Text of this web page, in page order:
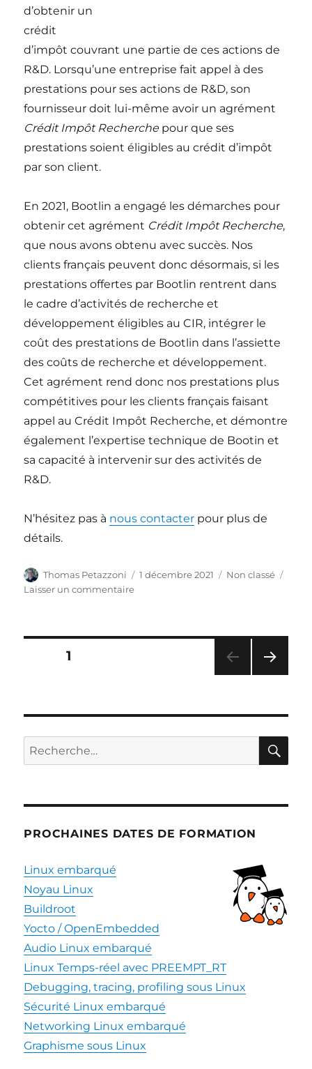
d’obtenir un
crédit
d’impôt couvrant une partie de ces actions de
R&D. Lorsqu’une entreprise fait appel à des
prestations pour ses actions de R&D, son
fournisseur doit lui-même avoir un agrément
Crédit Impôt Recherchepour que ses
prestations soient éligibles au crédit d’impôt
par son client.
En 2021, Bootlin a engagé les démarches pour
obtenir cet agrément Crédit Impôt Recherche,
que nous avons obtenu avec succès. Nos
clients français peuvent donc désormais, si les
prestations offertes par Bootlin rentrent dans
le cadre d’activités de recherche et
développement éligibles au CIR, intégrer le
coût des prestations de Bootlin dans l’assiette
des coûts de recherche et développement.
Cet agrément rend donc nos prestations plus
compétitives pour les clients français faisant
appel au Crédit Impôt Recherche, et démontre
également l’expertise technique de Bootin et
sa capacité à intervenir sur des activités de
R&D.
N’hésitez pas à nous contacter pour plus de
détails.
Auteur
Thomas Petazzoni
Publié
1 décembre 2021 Catégories
Non classé
Laisser un commentairesur
Pagination
publications
PAGE1
ANT
E
Recherche
pour :
PROCHAINES DATES DE FORMATION
Linux embarqué
Noyau Linux
Buildroot
Yocto / OpenEmbedded
Audio Linux embarqué
Linux Temps-réel avec PREEMPT_RT
Debugging, tracing, profiling sous Linux
Sécurité Linux embarqué
Networking Linux embarqué
Graphisme sous Linux